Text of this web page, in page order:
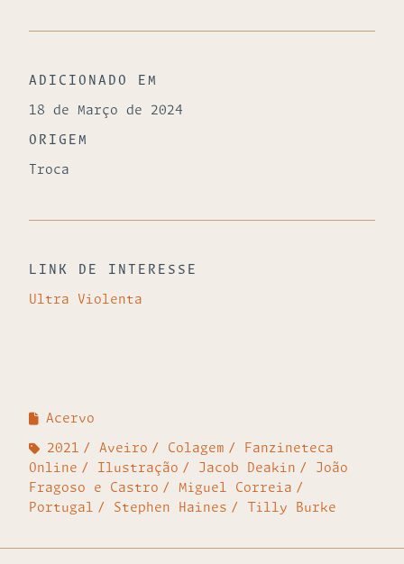
ADICIONADO EM
18 de Março de 2024
ORIGEM
Troca
LINK DE INTERESSE
Ultra Violenta
Acervo
2021 Aveiro Colagem
Fanzineteca
Online
Ilustração Jacob Deakin
João
Fragoso e Castro
Miguel Correia
Portugal
Stephen Haines Tilly Burke